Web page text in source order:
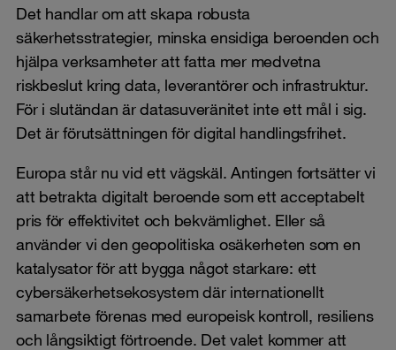
Det handlar om att skapa robusta
säkerhetsstrategier, minska ensidiga beroenden och
hjälpa verksamheter att fatta mer medvetna
riskbeslut kring data, leverantörer och infrastruktur.
För i slutändan är datasuveränitet inte ett mål i sig.
Det är förutsättningen för digital handlingsfrihet.
Europa står nu vid ett vägskäl. Antingen fortsätter vi
att betrakta digitalt beroende som ett acceptabelt
pris för effektivitet och bekvämlighet. Eller så
använder vi den geopolitiska osäkerheten som en
katalysator för att bygga något starkare: ett
cybersäkerhetsekosystem där internationellt
samarbete förenas med europeisk kontroll, resiliens
och långsiktigt förtroende. Det valet kommer att